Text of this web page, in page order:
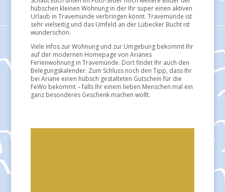
hübschen kleinen Wohnung in der Ihr super einen aktiven
Urlaub in Travemünde verbringen könnt. Travemünde ist
sehr vielseitig und das Umfeld an der Lübecker Bucht ist
wunderschön.
Viele Infos zur Wohnung und zur Umgebung bekommt Ihr
auf der modernen Homepage von Arianes
Ferienwohnung in Travemünde. Dort findet Ihr auch den
Belegungskalender. Zum Schluss noch den Tipp, dass Ihr
bei Ariane einen hübsch gestalteten Gutschein für die
FeWo bekommt – falls Ihr einem lieben Menschen mal ein
ganz besonderes Geschenk machen wollt.